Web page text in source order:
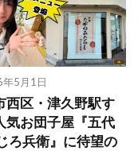
5月1日
西区・津久野駅す
気お団子屋『五代
ろ兵衛』に待望の